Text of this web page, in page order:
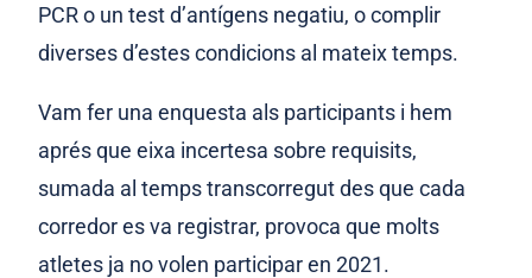
PCR o un test d’antígens negatiu, o complir
diverses d’estes condicions al mateix temps.
Vam fer una enquesta als participants i hem
aprés que eixa incertesa sobre requisits,
sumada al temps transcorregut des que cada
corredor es va registrar, provoca que molts
atletes ja no volen participar en 2021.